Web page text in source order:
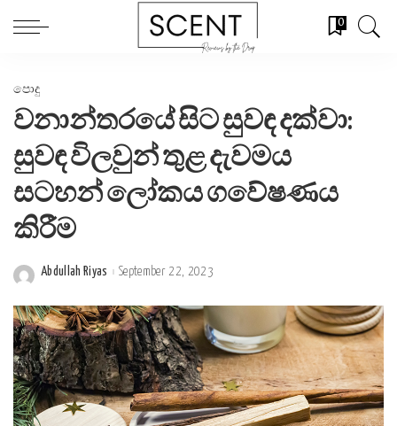
0
පොදු
වනාන්තරයේ සිට සුවඳ දක්වා:
සුවඳ විලවුන් තුළ දැවමය
සටහන් ලෝකය ගවේෂණය
කිරීම
Posted
Abdullah Riyas September 22, 2023